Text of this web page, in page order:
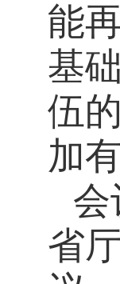
能
基
伍
加
会
省